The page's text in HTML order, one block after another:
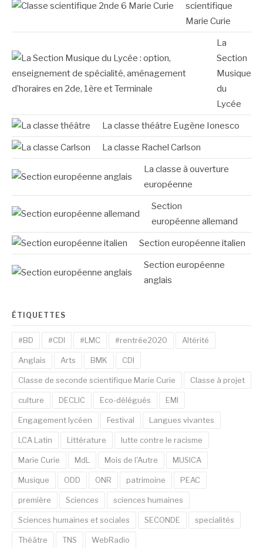
scientifique
Marie Curie
La
Section
Musique
du
Lycée
La classe théâtre Eugène Ionesco
La classe Rachel Carlson
La classe à ouverture
européenne
Section
européenne allemand
Section européenne italien
Section européenne
anglais
ÉTIQUETTES
#BD #CDI #LMC #rentrée2020 Altérité
Anglais Arts BMK CDI
Classe de seconde scientifique Marie Curie Classe à projet
culture DECLIC Eco-délégués EMI
Engagement lycéen Festival Langues vivantes
LCA Latin Littérature lutte contre le racisme
Marie Curie MdL Mois de l'Autre MUSICA
Musique ODD ONR patrimoine PEAC
première Sciences sciences humaines
Sciences humaines et sociales SECONDE specialités
Théâtre TNS WebRadio